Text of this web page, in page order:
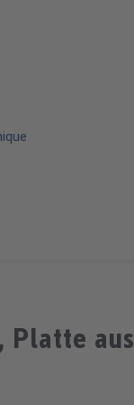
Platte aus